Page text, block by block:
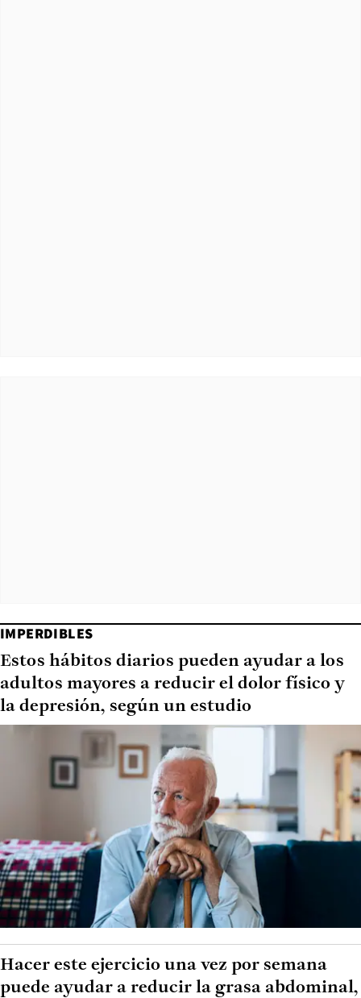
IMPERDIBLES
Estos hábitos diarios pueden ayudar a los
adultos mayores a reducir el dolor físico y
la depresión, según un estudio
Hacer este ejercicio una vez por semana
puede ayudar a reducir la grasa abdominal,